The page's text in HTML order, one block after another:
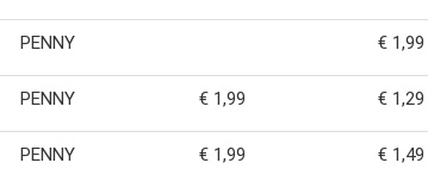
PENNY € 1,99
PENNY € 1,99 € 1,29
PENNY € 1,99 € 1,49